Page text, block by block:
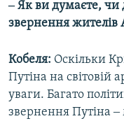
‒ Як ви думаєте,
звернення жителів
Кобеля: Оскільки
Путіна на світовій
уваги. Багато
звернення Путіна